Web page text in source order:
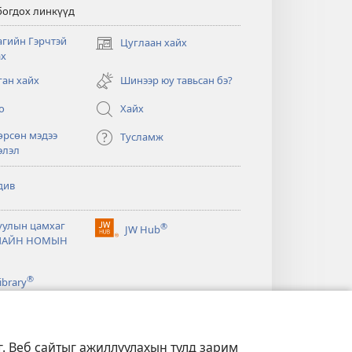
Веб сайтыг ажиллуулахын тулд зарим
линкүүд
Гэрчтэй
Цуглаан хайх
(opens
window)
хайх
Шинээр юу тавьсан бэ?
Хайх
мэдээ
Тусламж
цамхаг
НОМЫН
JW Hub®
(opens
®